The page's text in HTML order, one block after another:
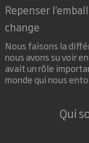
Repenser
change
Nous faisons la
nous avons su voir
avait un rôle
monde qui nous
Qui